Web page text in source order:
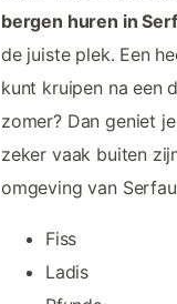
bergen huren in
de juiste plek. Een
kunt kruipen na een
zomer? Dan geniet
zeker vaak buiten
omgeving van
Fiss
Ladis